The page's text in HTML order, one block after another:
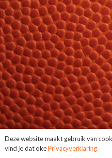
Deze website maakt gebruik van
vind je dat okePrivacyverklaring